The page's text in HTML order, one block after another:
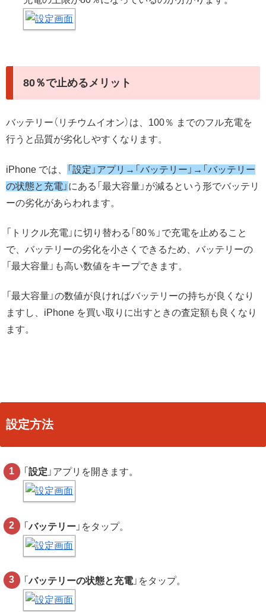
80％で止めるメリット
バッテリー（リチウムイオン）は、100％ までのフル充電を
行うと品質が劣化しやすくなります。
iPhone では、
「設定」アプリ→「バッテリー」→「バッテリー
の状態と充電」 にある「最大容量」が減るという形でバッテリ
ーの劣化があらわれます。
「トリクル充電」に切り替わる「80％」で充電を止めること
で、バッテリーの劣化を小さくできるため、バッテリーの
「最大容量」も高い数値をキープできます。
「最大容量」の数値が良ければバッテリーの持ちが良くなり
ますし、iPhone を買い取りに出すときの査定額も良くなり
ます。
設定方法
「設定 」アプリを開きます。
「バッテリー 」をタップ。
「バッテリーの状態と充電」をタップ。